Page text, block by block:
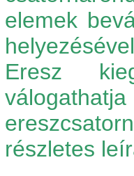
elemek
Eresz
részletes